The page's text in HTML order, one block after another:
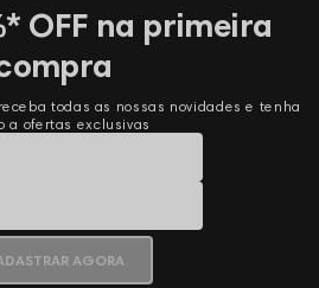
OFF na primeira
todas as nossas novidades e tenha
a ofertas exclusivas
AGORA